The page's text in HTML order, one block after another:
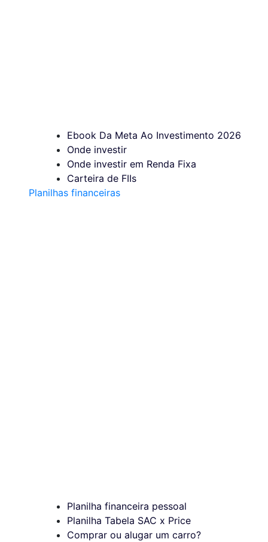
Ebook Da Meta Ao Investimento 2026
Onde investir
Onde investir em Renda Fixa
Carteira de FIIs
Planilhas financeiras
Planilha financeira pessoal
Planilha Tabela SAC x Price
Comprar ou alugar um carro?